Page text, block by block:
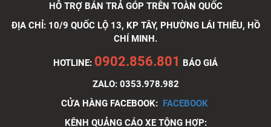
HỖ TRỢ BÁN TRẢ GÓP TRÊN TOÀN QUỐC
ĐỊA CHỈ: 10/9 QUỐC LỘ 13, KP TÂY, PHƯỜNG LÁI THIÊU, HỒ
CHÍ MINH.
HOTLINE: 0902.856.801 BÁO GIÁ
ZALO: 0353.978.982
CỬA HÀNG FACEBOOK: FACEBOOK
KÊNH QUẢNG CÁO XE TỘNG HỢP: